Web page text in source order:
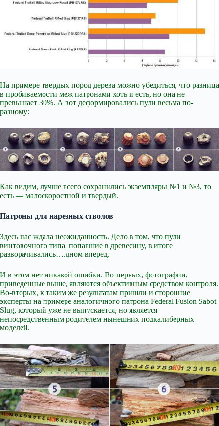
На примере твердых пород дерева можно убедиться, что разница
в пробиваемости меж патронами хоть и есть, но она не
превышает 30%. А вот деформировались пули весьма по-
разному:
Как видим, лучше всего сохранились экземпляры №1 и №3, то
есть — малоскоростной и твердый.
Патроны для нарезных стволов
Здесь нас ждала неожиданность. Дело в том, что пули
винтовочного типа, попавшие в древесину, в итоге
разворачивались….дном вперед.
И в этом нет никакой ошибки. Во-первых, фотографии,
приведенные выше, являются объективным средством контроля.
Во-вторых, к таким же результатам пришли и сторонние
эксперты на примере аналогичного патрона Federal Fusion Sabot
Slug, который уже не выпускается, но является
непосредственным родителем нынешних подкалиберных
моделей.